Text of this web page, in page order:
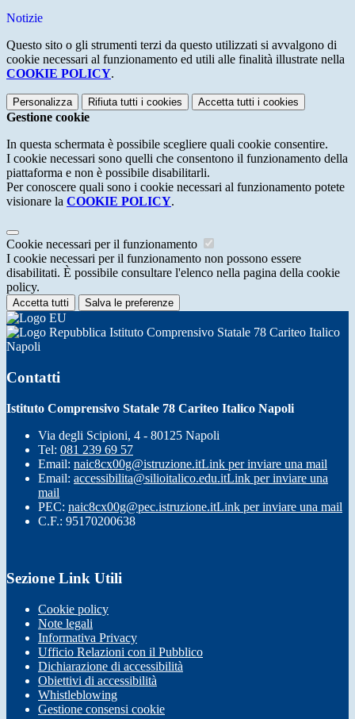
Notizie
Questo sito o gli strumenti terzi da questo utilizzati si avvalgono di
cookie necessari al funzionamento ed utili alle finalità illustrate nella
COOKIE POLICY.
Personalizza Rifiuta tutti i cookies Accetta tutti i cookies
Gestione cookie
In questa schermata è possibile scegliere quali cookie consentire.
I cookie necessari sono quelli che consentono il funzionamento della
piattaforma e non è possibile disabilitarli.
Per conoscere quali sono i cookie necessari al funzionamento potete
visionare la COOKIE POLICY.
Cookie necessari per il funzionamento
I cookie necessari per il funzionamento non possono essere
disabilitati. È possibile consultare l'elenco nella pagina della cookie
policy.
Accetta tutti Salva le preferenze
Istituto Comprensivo Statale 78 Cariteo Italico
Napoli
Contatti
Istituto Comprensivo Statale 78 Cariteo Italico Napoli
Via degli Scipioni, 4 - 80125 Napoli
Tel: 081 239 69 57
Email: naic8cx00g@istruzione.itLink per inviare una mail
Email: accessibilita@silioitalico.edu.itLink per inviare una
mail
PEC: naic8cx00g@pec.istruzione.itLink per inviare una mail
C.F.: 95170200638
Sezione Link Utili
Cookie policy
Note legali
Informativa Privacy
Ufficio Relazioni con il Pubblico
Dichiarazione di accessibilità
Obiettivi di accessibilità
Whistleblowing
Gestione consensi cookie